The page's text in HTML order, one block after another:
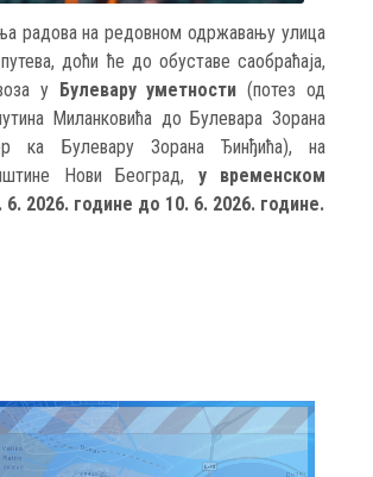
радова на редовном одржавању улица
доћи ће до обуставе саобраћаја,
у Булевару уметности (потез од
Миланковића до Булевара Зорана
ка Булевару Зорана Ђинђића), на
Нови Београд, у временском
6. 2026. године до 10. 6. 2026. године.